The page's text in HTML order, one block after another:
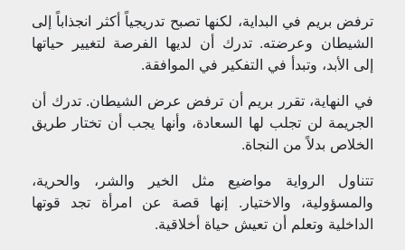
ترفض بريم في البداية، لكنها تصبح تدريجياً أكثر انجذاباً إلى
الشيطان وعرضته. تدرك أن لديها الفرصة لتغيير حياتها
إلى الأبد، وتبدأ في التفكير في الموافقة.
في النهاية، تقرر بريم أن ترفض عرض الشيطان. تدرك أن
الجريمة لن تجلب لها السعادة، وأنها يجب أن تختار طريق
الخلاص بدلاً من النجاة.
تتناول الرواية مواضيع مثل الخير والشر، والحرية،
والمسؤولية، والاختيار. إنها قصة عن امرأة تجد قوتها
الداخلية وتعلم أن تعيش حياة أخلاقية.